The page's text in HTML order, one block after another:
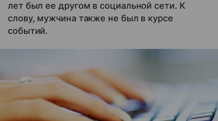
лет был ее другом в социальной сети. К
слову, мужчина также не был в курсе
событий.